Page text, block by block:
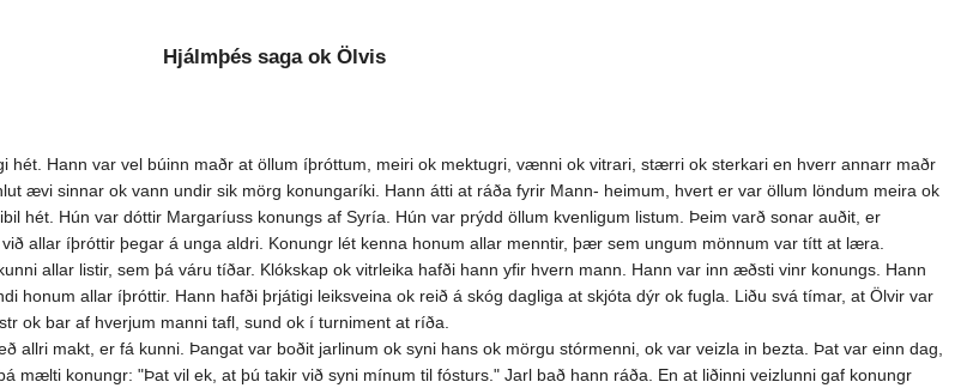
Hjálmþés saga ok Ölvis
hét. Hann var vel búinn maðr at öllum íþróttum, meiri ok mektugri, vænni ok vitrari, stærri ok sterkari en hverr annarr maðr
ævi sinnar ok vann undir sik mörg konungaríki. Hann átti at ráða fyrir Mann- heimum, hvert er var öllum löndum meira ok
hét. Hún var dóttir Margaríuss konungs af Syría. Hún var prýdd öllum kvenligum listum. Þeim varð sonar auðit, er
allar íþróttir þegar á unga aldri. Konungr lét kenna honum allar menntir, þær sem ungum mönnum var títt at læra.
allar listir, sem þá váru tíðar. Klókskap ok vitrleika hafði hann yfir hvern mann. Hann var inn æðsti vinr konungs. Hann
honum allar íþróttir. Hann hafði þrjátigi leiksveina ok reið á skóg dagliga at skjóta dýr ok fugla. Liðu svá tímar, at Ölvir var
ok bar af hverjum manni tafl, sund ok í turniment at ríða.
allri makt, er fá kunni. Þangat var boðit jarlinum ok syni hans ok mörgu stórmenni, ok var veizla in bezta. Þat var einn dag,
mælti konungr: "Þat vil ek, at þú takir við syni mínum til fósturs." Jarl bað hann ráða. En at liðinni veizlunni gaf konungr